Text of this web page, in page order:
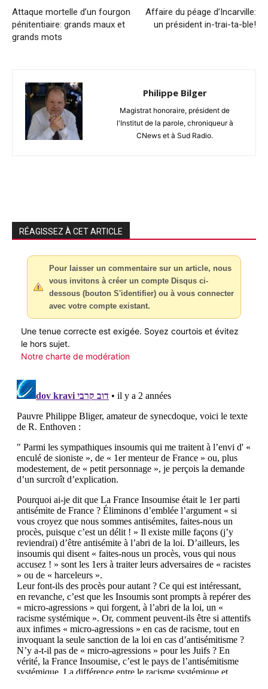
Attaque mortelle d’un fourgon
pénitentiaire: grands maux et
grands mots
Affaire du péage d’Incarville:
un président in-trai-ta-ble!
Philippe Bilger
Magistrat honoraire, président de
l'Institut de la parole, chroniqueur à
CNews et à Sud Radio.
RÉAGISSEZ À CET ARTICLE
Pour laisser un commentaire sur un article, nous
vous invitons à créer un compte Disqus ci-
dessous (bouton S'identifier) ou à vous connecter
avec votre compte existant.
Une tenue correcte est exigée. Soyez courtois et évitez
le hors sujet.
Notre charte de modération